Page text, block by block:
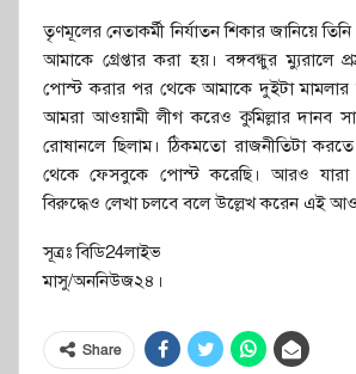
তৃণমূলের নেতাকর্মী নির্যাতন শিকার জানিয়ে
আমাকে গ্রেপ্তার করা হয়। বঙ্গবন্ধুর ম্যুরালে
পোস্ট করার পর থেকে আমাকে দুইটা মামলার
আমরা আওয়ামী লীগ করেও কুমিল্লার দানব
রোষানলে ছিলাম। ঠিকমতো রাজনীতিটা
থেকে ফেসবুকে পোস্ট করেছি। আরও
বিরুদ্ধেও লেখা চলবে বলে উল্লেখ করেন এই
সূত্রঃ বিডি24লাইভ
মাসু/অননিউজ২৪।
Share